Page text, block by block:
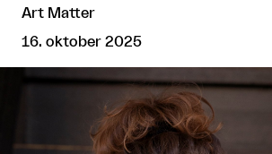
Art Matter
16. oktober 2025